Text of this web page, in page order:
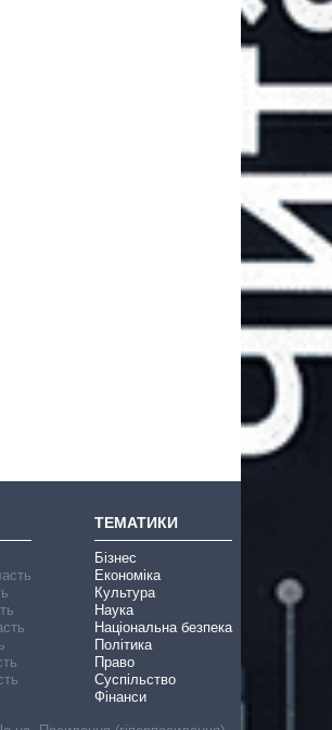
ТЕМАТИКИ
Бізнес
Економіка
Культура
Наука
Національна безпека
Політика
Право
Суспільство
Фінанси